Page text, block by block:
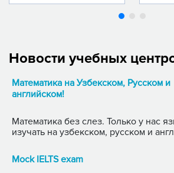
Новости учебных
Математика на Узбекском, Русском и
английском!
Математика без слез. Только у нас
изучать на узбекском, русском и
Mock IELTS exam